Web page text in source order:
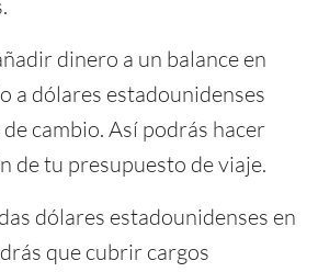
dinero a un balance en
a dólares estadounidenses
cambio. Así podrás hacer
de tu presupuesto de viaje.
dólares estadounidenses en
que cubrir cargos